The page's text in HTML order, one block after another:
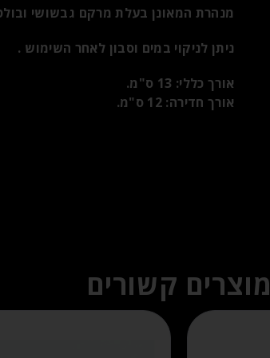
מנהרת המאונן בעלת מרקם גבשושי
ניתן לניקוי במים וסבון לאחר השימוש .
אורך כללי: 13 ס"מ.
אורך חדירה: 12 ס"מ.
מוצרים קשורים